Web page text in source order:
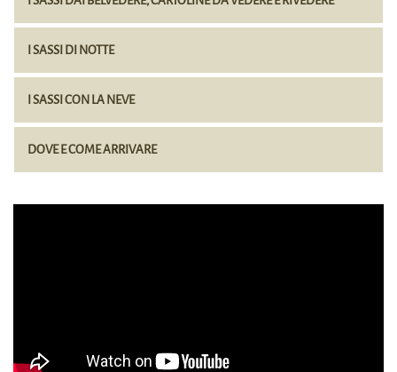
I SASSI DI NOTTE
I SASSI CON LA NEVE
DOVE E COME ARRIVARE